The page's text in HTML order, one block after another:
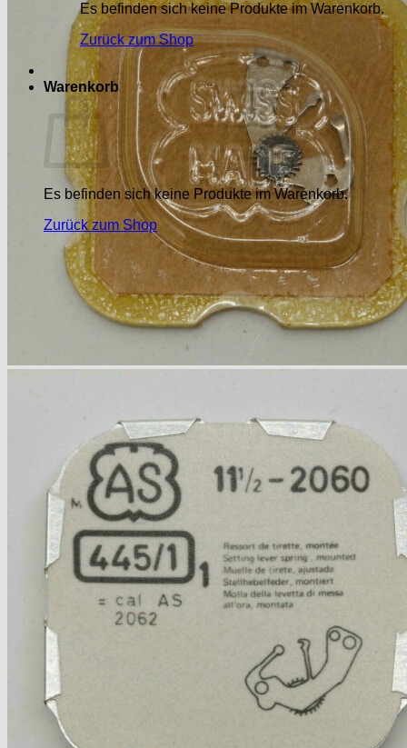
Es befinden sich keine Produkte im Warenkorb.
Zurück zum Shop
Warenkorb
Es befinden sich keine Produkte im Warenkorb.
Zurück zum Shop